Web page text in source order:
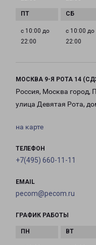
с 10:00 до
22:00
с 10:00 до
22:00
МОСКВА 9-Я РОТА 14
Россия, Москва город,
улица Девятая Рота,
на карте
ТЕЛЕФОН
+7(495) 660-11-11
EMAIL
pecom@pecom.ru
ГРАФИК РАБОТЫ